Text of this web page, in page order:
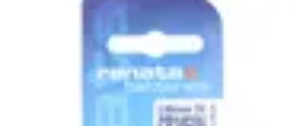
Montres Rares Collection